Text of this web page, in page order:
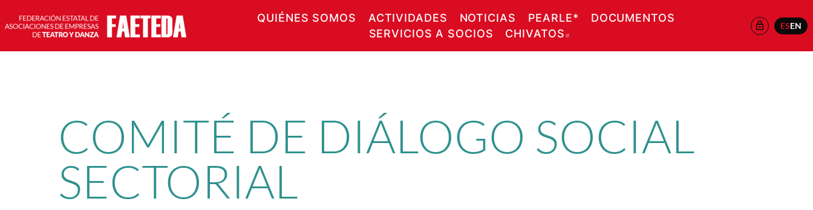
QUIÉNES SOMOS ACTIVIDADES NOTICIAS PEARLE*
DOCUMENTOS
SERVICIOS A SOCIOS
CHIVATOS
ESEN
Saltar
COMITÉ DE DIÁLOGO SOCIAL
SECTORIAL